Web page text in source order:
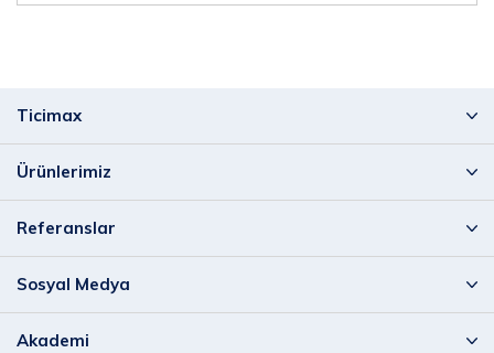
Ticimax
Ürünlerimiz
Referanslar
Sosyal Medya
Akademi